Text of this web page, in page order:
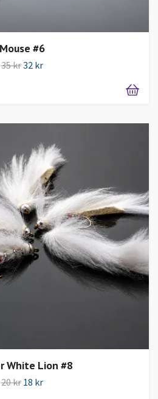
Mouse #6
35 kr32 kr
White Lion #8
20 kr 18 kr